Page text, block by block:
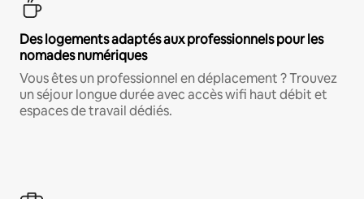
Des logements adaptés aux professionnels pour les
nomades numériques
Vous êtes un professionnel en déplacement ? Trouvez
un séjour longue durée avec accès wifi haut débit et
espaces de travail dédiés.